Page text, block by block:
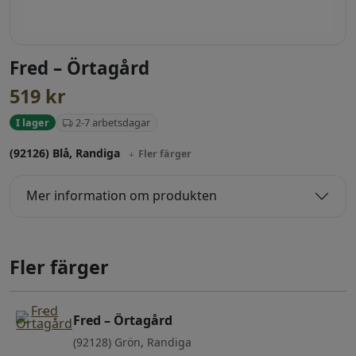
Fred – Örtagård
519 kr
I lager 2-7 arbetsdagar
(92126) Blå, Randiga Fler färger
Mer information om produkten
Fler färger
Fred – Örtagård
(92128) Grön, Randiga